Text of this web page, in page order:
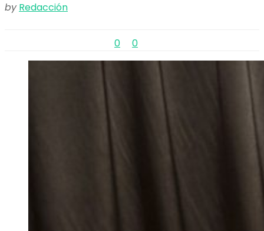
by Redacción
0 0